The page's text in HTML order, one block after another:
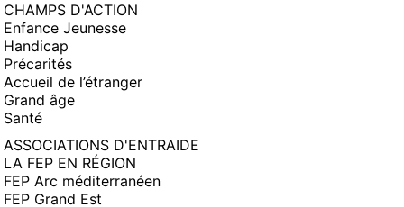
CHAMPS D'ACTION
Enfance Jeunesse
Handicap
Précarités
Accueil de l’étranger
Grand âge
Santé
ASSOCIATIONS D'ENTRAIDE
LA FEP EN RÉGION
FEP Arc méditerranéen
FEP Grand Est